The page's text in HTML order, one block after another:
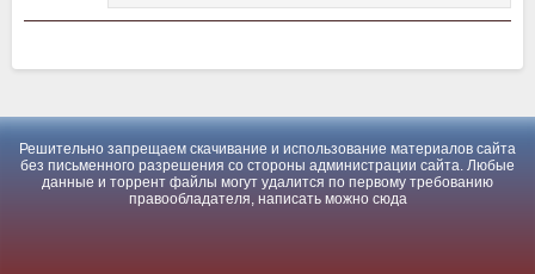
Решительно запрещаем скачивание и использование материалов сайта
без письменного разрешения со стороны администрации сайта. Любые
данные и торрент файлы могут удалится по первому требованию
правообладателя, написать можно сюда